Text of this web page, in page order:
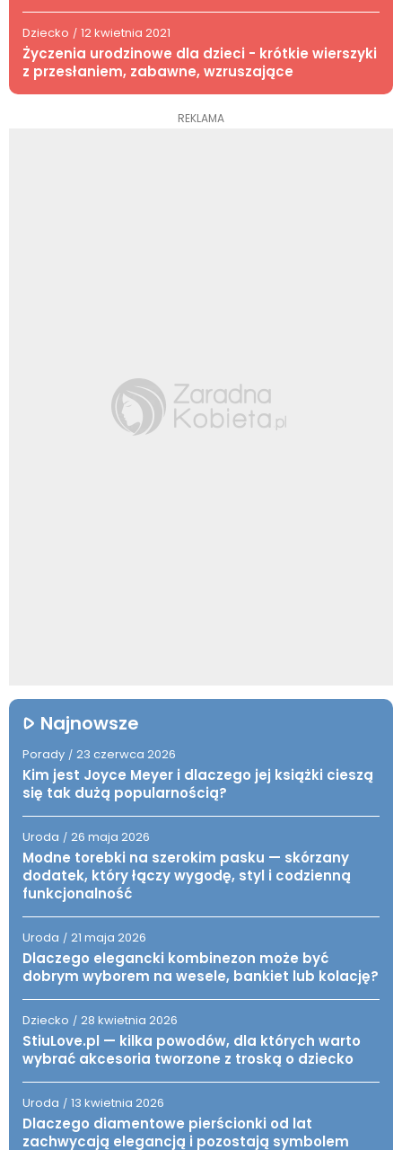
Dziecko / 12 kwietnia 2021
Życzenia urodzinowe dla dzieci - krótkie wierszyki
z przesłaniem, zabawne, wzruszające
REKLAMA
Najnowsze
Porady / 23 czerwca 2026
Kim jest Joyce Meyer i dlaczego jej książki cieszą
się tak dużą popularnością?
Uroda / 26 maja 2026
Modne torebki na szerokim pasku — skórzany
dodatek, który łączy wygodę, styl i codzienną
funkcjonalność
Uroda / 21 maja 2026
Dlaczego elegancki kombinezon może być
dobrym wyborem na wesele, bankiet lub kolację?
Dziecko / 28 kwietnia 2026
StiuLove.pl — kilka powodów, dla których warto
wybrać akcesoria tworzone z troską o dziecko
Uroda / 13 kwietnia 2026
Dlaczego diamentowe pierścionki od lat
zachwycają elegancją i pozostają symbolem